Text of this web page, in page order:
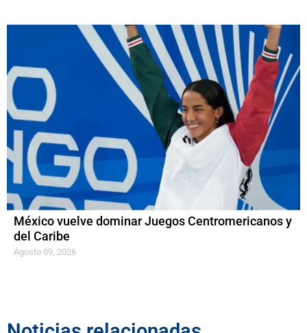
México vuelve dominar Juegos Centromericanos y
del Caribe
Agosto 09, 2026